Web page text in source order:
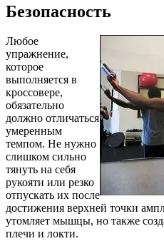
Безопасность
Любое
упражнение,
которое
выполняется в
кроссовере,
обязательно
должно отличаться
умеренным
темпом. Не нужно
слишком сильно
тянуть на себя
рукояти или резко
отпускать их после
достижения верхней точки
утомляет мышцы, но также
плечи и локти.